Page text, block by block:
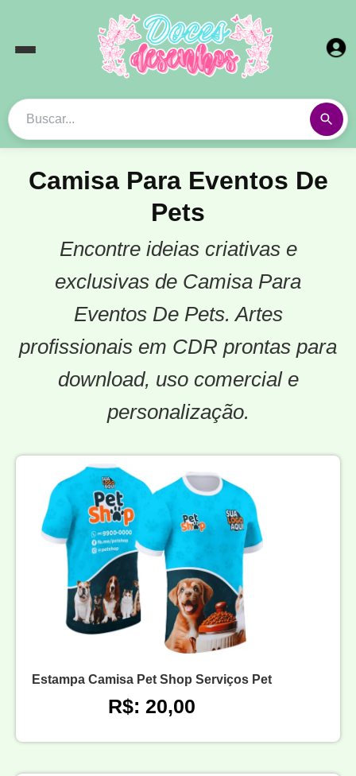
Camisa Para Eventos De
Pets
Encontre ideias criativas e
exclusivas de Camisa Para
Eventos De Pets. Artes
profissionais em CDR prontas para
download, uso comercial e
personalização.
Estampa Camisa Pet Shop Serviços Pet
R$: 20,00